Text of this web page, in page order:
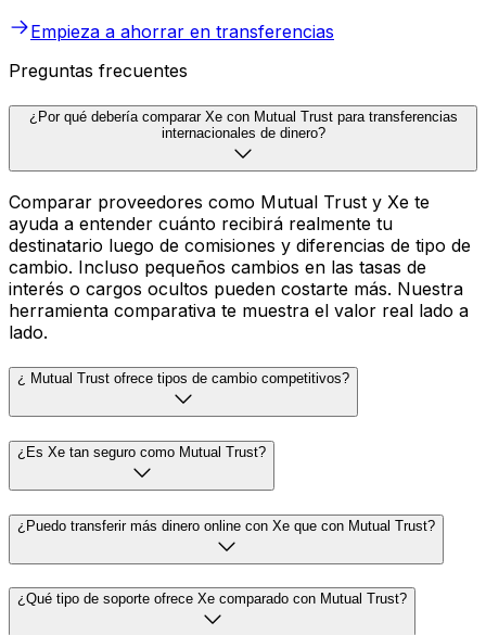
Empieza a ahorrar en transferencias
Preguntas frecuentes
¿Por qué debería comparar Xe con Mutual Trust para transferencias
internacionales de dinero?
Comparar proveedores como Mutual Trust y Xe te
ayuda a entender cuánto recibirá realmente tu
destinatario luego de comisiones y diferencias de tipo de
cambio. Incluso pequeños cambios en las tasas de
interés o cargos ocultos pueden costarte más. Nuestra
herramienta comparativa te muestra el valor real lado a
lado.
¿ Mutual Trust ofrece tipos de cambio competitivos?
¿Es Xe tan seguro como Mutual Trust?
¿Puedo transferir más dinero online con Xe que con Mutual Trust?
¿Qué tipo de soporte ofrece Xe comparado con Mutual Trust?